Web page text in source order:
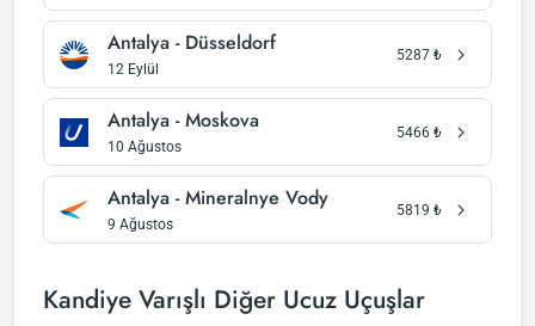
Antalya - Düsseldorf
12 Eylül
5287 ₺
Antalya - Moskova
10 Ağustos
5466 ₺
Antalya - Mineralnye Vody
9 Ağustos
5819 ₺
Kandiye Varışlı Diğer Ucuz Uçuşlar